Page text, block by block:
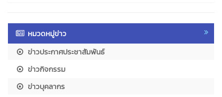
หมวดหมู่ข่าว
ข่าวประกาศประชาสัมพันธ์
ข่าวกิจกรรม
ข่าวบุคลากร